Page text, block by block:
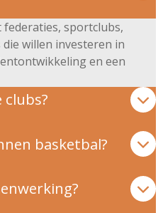
sportclubs,
willen investeren in
en een
clubs?
basketbal?